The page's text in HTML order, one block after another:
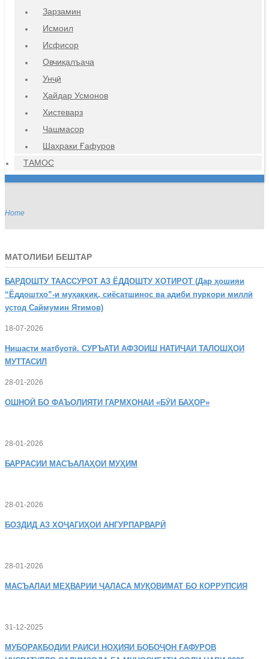
Зарзамин
Исмоил
Исфисор
Овчиқалъача
Унҷӣ
Ҳайдар Усмонов
Хистеварз
Чашмасор
Шаҳраки Ғафуров
ТАМОС
Home
МАТОЛИБИ БЕШТАР
БАРДОШТУ ТААССУРОТ АЗ ЁДДОШТУ ХОТИРОТ (Дар ҳошияи
“Ёддоштҳо”-и муҳаққиқ, сиёсатшинос ва адиби пуркори миллӣ
устод Саймумин Ятимов)
18-07-2026
Нишасти матбуотӣ. СУРЪАТИ АФЗОИШ НАТИҶАИ ТАЛОШҲОИ
МУТТАСИЛ
28-01-2026
ОШНОӢ БО ФАЪОЛИЯТИ ГАРМХОНАИ «БӮИ БАҲОР»
28-01-2026
БАРРАСИИ МАСЪАЛАҲОИ МУҲИМ
28-01-2026
БОЗДИД АЗ ХОҶАГИҲОИ АНГУРПАРВАРӢ
28-01-2026
МАСЪАЛАИ МЕҲВАРИИ ҶАЛАСА МУҚОВИМАТ БО КОРРУПСИЯ
31-12-2025
МУБОРАКБОДИИ РАИСИ НОҲИЯИ БОБОҶОН ҒАФУРОВ